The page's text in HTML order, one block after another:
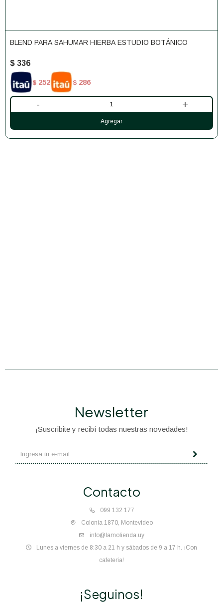
BLEND PARA SAHUMAR HIERBA ESTUDIO BOTÁNICO
$ 336
$ 252 $ 286
- +
Contacto
099 132 177
Colonia 1870, Montevideo
info@lamolienda.uy
Lunes a viernes de 8:30 a 21 h y sábados de 9 a 17 h. ¡Con
cafetería!
Newsletter
¡Suscribite y recibí todas nuestras novedades!
¡Seguinos!